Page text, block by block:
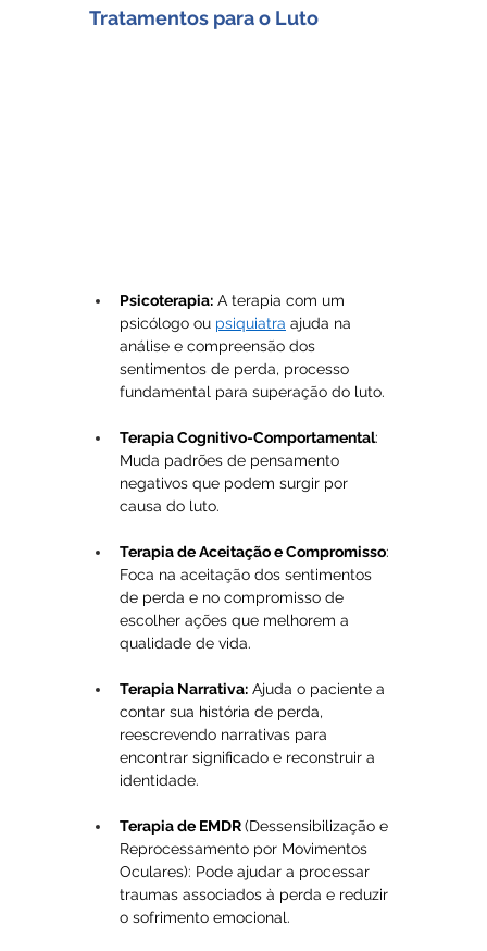
Tratamentos para o Luto
Psicoterapia: A terapia com um
psicólogo ou psiquiatra ajuda na
análise e compreensão dos
sentimentos de perda, processo
fundamental para superação do luto.
Terapia Cognitivo-Comportamental:
Muda padrões de pensamento
negativos que podem surgir por
causa do luto.
Terapia de Aceitação e Compromisso:
Foca na aceitação dos sentimentos
de perda e no compromisso de
escolher ações que melhorem a
qualidade de vida.
Terapia Narrativa: Ajuda o paciente a
contar sua história de perda,
reescrevendo narrativas para
encontrar significado e reconstruir a
identidade.
Terapia de EMDR (Dessensibilização e
Reprocessamento por Movimentos
Oculares): Pode ajudar a processar
traumas associados à perda e reduzir
o sofrimento emocional.